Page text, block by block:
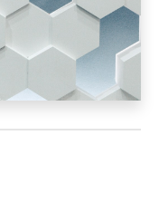
ENG ESP